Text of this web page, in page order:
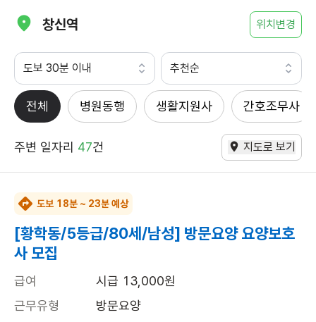
창신역 위치변경
도보 30분 이내 추천순
전체 병원동행 생활지원사 간호조무사
주변 일자리 47건 지도로 보기
도보 18분 ~ 23분 예상
[황학동/5등급/80세/남성] 방문요양 요양보호
사 모집
급여
시급 13,000원
근무유형
방문요양